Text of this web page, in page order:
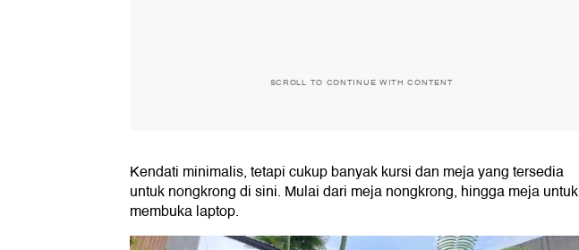
SCROLL TO CONTINUE WITH CONTENT
Kendati minimalis, tetapi cukup banyak kursi dan meja yang tersedia
untuk nongkrong di sini. Mulai dari meja nongkrong, hingga meja untuk
membuka laptop.